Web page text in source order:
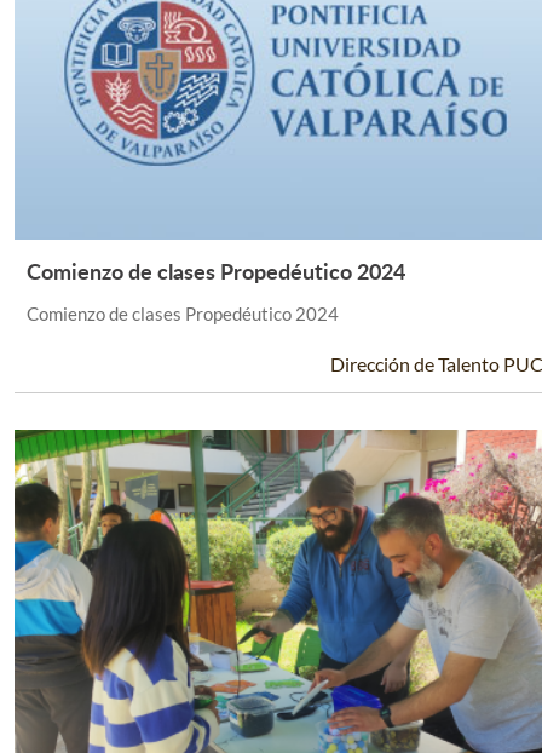
Leer Más +
Comienzo de clases Propedéutico 2024
Comienzo de clases Propedéutico 2024
Dirección de Talento